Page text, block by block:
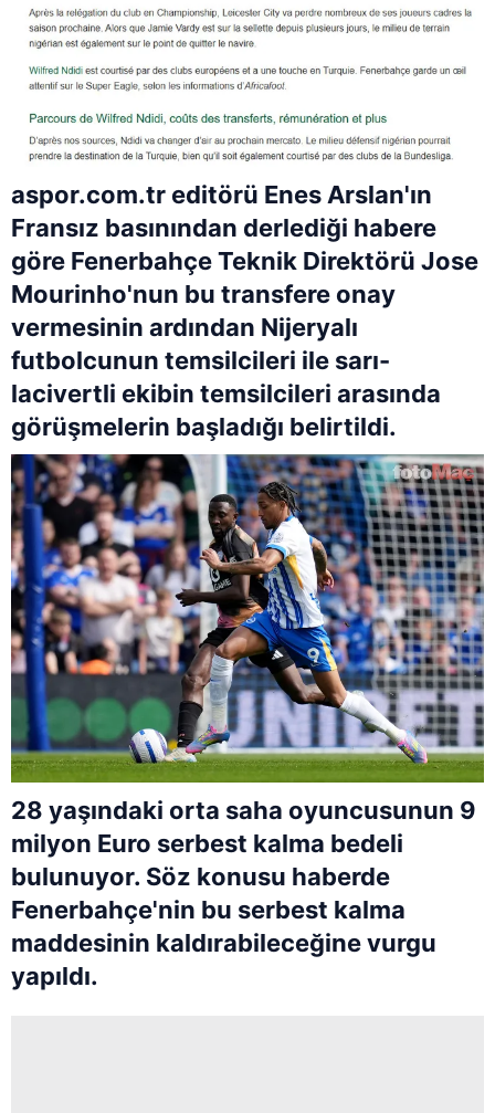
aspor.com.tr editörü Enes Arslan'ın
Fransız basınından derlediği habere
göre Fenerbahçe Teknik Direktörü Jose
Mourinho'nun bu transfere onay
vermesinin ardından Nijeryalı
futbolcunun temsilcileri ile sarı-
lacivertli ekibin temsilcileri arasında
görüşmelerin başladığı belirtildi.
28 yaşındaki orta saha oyuncusunun 9
milyon Euro serbest kalma bedeli
bulunuyor. Söz konusu haberde
Fenerbahçe'nin bu serbest kalma
maddesinin kaldırabileceğine vurgu
yapıldı.